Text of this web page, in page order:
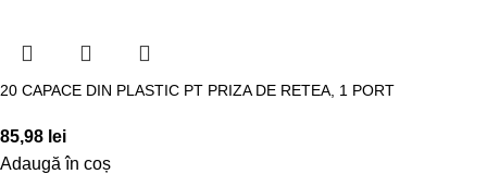
20 CAPACE DIN PLASTIC PT PRIZA DE RETEA, 1 PORT
85,98 lei
Adaugă în coș